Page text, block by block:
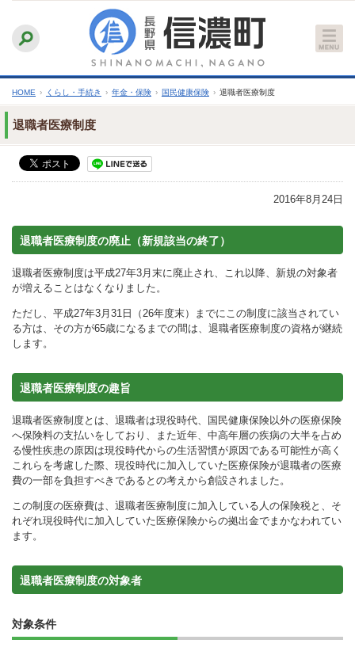
文
へ
ふりがなをつける
文字サイズ
縮小 標準 拡大
HOME › くらし・手続き › 年金・保険 › 国民健康保険 › 退職者医療制度
退職者医療制度
2016年8月24日
退職者医療制度の廃止（新規該当の終了）
退職者医療制度は平成27年3月末に廃止され、これ以降、新規の対象者
が増えることはなくなりました。
ただし、平成27年3月31日（26年度末）までにこの制度に該当されてい
る方は、その方が65歳になるまでの間は、退職者医療制度の資格が継続
します。
退職者医療制度の趣旨
退職者医療制度とは、退職者は現役時代、国民健康保険以外の医療保険
へ保険料の支払いをしており、また近年、中高年層の疾病の大半を占め
る慢性疾患の原因は現役時代からの生活習慣が原因である可能性が高く
これらを考慮した際、現役時代に加入していた医療保険が退職者の医療
費の一部を負担すべきであるとの考えから創設されました。
この制度の医療費は、退職者医療制度に加入している人の保険税と、そ
れぞれ現役時代に加入していた医療保険からの拠出金でまかなわれてい
ます。
退職者医療制度の対象者
対象条件